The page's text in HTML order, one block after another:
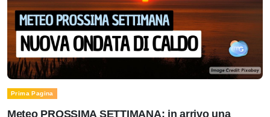
Prima Pagina
Meteo PROSSIMA SETTIMANA: in arrivo una